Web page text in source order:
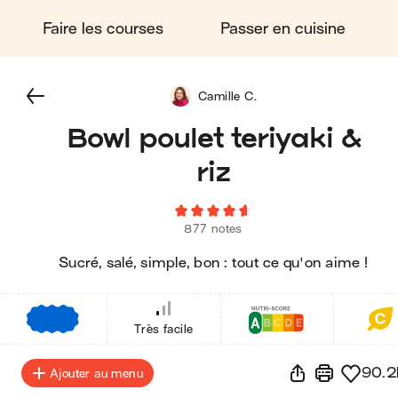
Faire les courses Passer en cuisine
Bowl poulet teriyaki &
riz
877 notes
Sucré, salé, simple, bon : tout ce qu'on aime !
Camille C.
Très facile
Ajouter au menu